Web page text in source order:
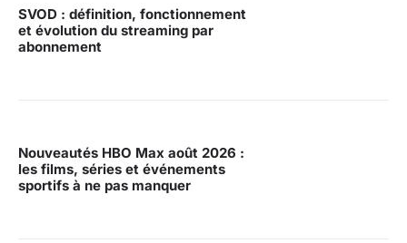
SVOD : définition, fonctionnement
et évolution du streaming par
abonnement
Nouveautés HBO Max août 2026 :
les films, séries et événements
sportifs à ne pas manquer